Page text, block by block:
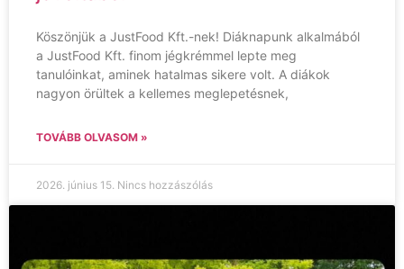
Köszönjük a JustFood Kft.-nek! Diáknapunk alkalmából
a JustFood Kft. finom jégkrémmel lepte meg
tanulóinkat, aminek hatalmas sikere volt. A diákok
nagyon örültek a kellemes meglepetésnek,
TOVÁBB OLVASOM »
2026. június 15. Nincs hozzászólás